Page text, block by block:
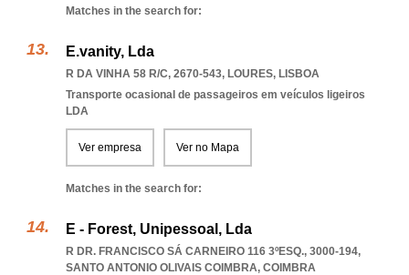
Matches in the search for:
E.vanity, Lda
R DA VINHA 58 R/C, 2670-543, LOURES, LISBOA
Transporte ocasional de passageiros em veículos ligeiros
LDA
Ver empresa Ver no Mapa
Matches in the search for:
E - Forest, Unipessoal, Lda
R DR. FRANCISCO SÁ CARNEIRO 116 3ºESQ., 3000-194,
SANTO ANTONIO OLIVAIS COIMBRA, COIMBRA